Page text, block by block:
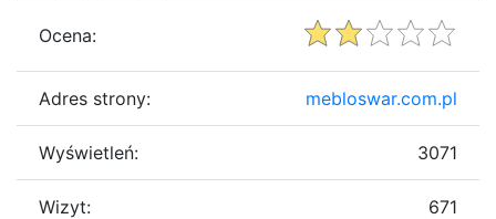
Ocena:
Adres strony: mebloswar.com.pl
Wyświetleń: 3071
Wizyt: 671